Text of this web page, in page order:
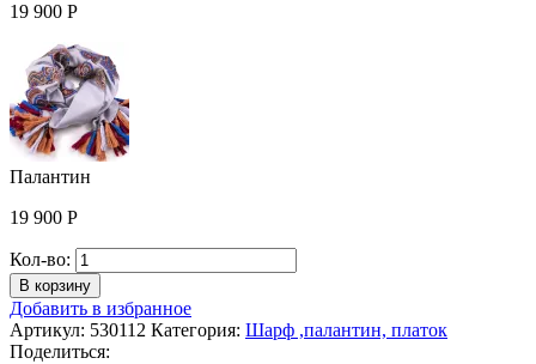
19 900 Р
Палантин
19 900 Р
Кол-во: Количество
Палантин
В корзину
Добавить в избранное
Артикул: 530112 Категория: Шарф ,палантин, платок
Поделиться: